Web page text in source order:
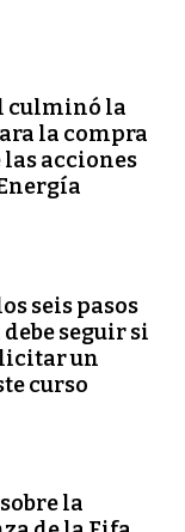
culminó la
la compra
las acciones
seis pasos
debe seguir si
un
curso
la